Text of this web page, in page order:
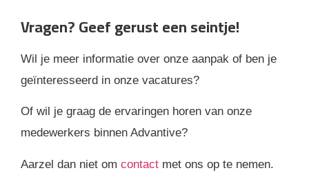
Vragen? Geef gerust een seintje!
Wil je meer informatie over onze aanpak of ben je
geïnteresseerd in onze vacatures?
Of wil je graag de ervaringen horen van onze
medewerkers binnen Advantive?
Aarzel dan niet om contact met ons op te nemen.